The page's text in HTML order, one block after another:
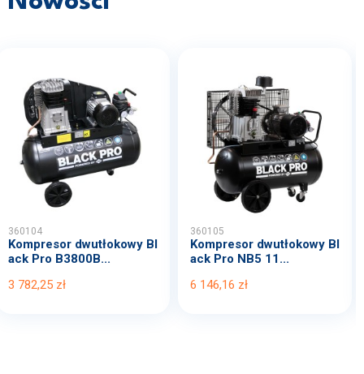
360104
Kompresor dwutłokowy Bl
ack Pro B3800B...
3 782,25 zł
360105
Kompresor dwutłokowy Bl
ack Pro NB5 11...
6 146,16 zł